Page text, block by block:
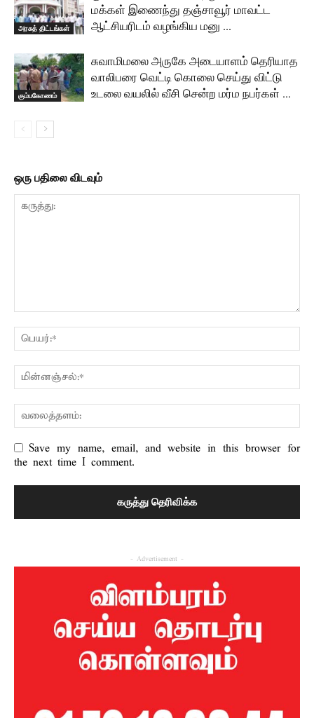
அரசுத் திட்டங்கள்
மக்கள் இணைந்து தஞ்சாவூர் மாவட்ட
ஆட்சியரிடம் வழங்கிய மனு …
கும்பகோணம்
சுவாமிமலை அருகே அடையாளம் தெரியாத
வாலிபரை வெட்டி கொலை செய்து விட்டு
உடலை வயலில் வீசி சென்ற மர்ம நபர்கள் …
ஒரு பதிலை விடவும்
Save my name, email, and website in this browser for
the next time I comment.
- Advertisement -